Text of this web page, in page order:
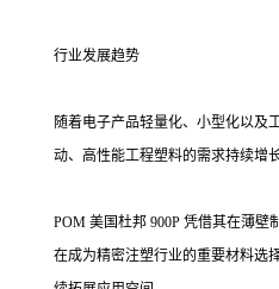
行业发展趋势
随着电子产品轻量化、小型化以及
动、高性能工程塑料的需求持续增长
POM 美国杜邦 900P 凭借其在薄
在成为精密注塑行业的重要材料选